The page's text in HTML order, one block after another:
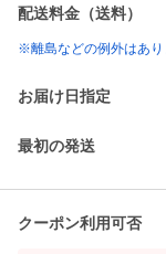
配送料金（送料）
※離島などの例外はあり
お届け日指定
最初の発送
クーポン利用可否